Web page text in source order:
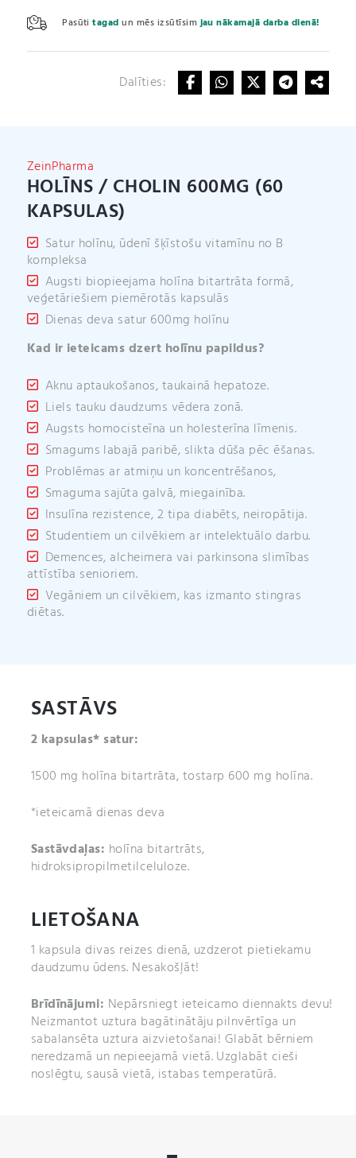
600mg
(60
kapsulas)
Pasūtitagad un mēs izsūtīsimjau nākamajā darba dienā!
e
r
n
Dalīties:
ZeinPharma
HOLĪNS / CHOLIN 600MG (60
KAPSULAS)
Satur holīnu, ūdenī šķīstošu vitamīnu no B
kompleksa
Augsti biopieejama holīna bitartrāta formā,
veģetāriešiem piemērotās kapsulās
Dienas deva satur 600mg holīnu
Kad ir ieteicams dzert holīnu papildus?
Aknu aptaukošanos, taukainā hepatoze.
Liels tauku daudzums vēdera zonā.
Augsts homocisteīna un holesterīna līmenis.
Smagums labajā paribē, slikta dūša pēc ēšanas.
Problēmas ar atmiņu un koncentrēšanos,
Smaguma sajūta galvā, miegainība.
Insulīna rezistence, 2 tipa diabēts, neiropātija.
Studentiem un cilvēkiem ar intelektuālo darbu.
Demences, alcheimera vai parkinsona slimības
attīstība senioriem.
Vegāniem un cilvēkiem, kas izmanto stingras
diētas.
SASTĀVS
2 kapsulas* satur:
1500 mg holīna bitartrāta, tostarp 600 mg holīna.
*ieteicamā dienas deva
Sastāvdaļas: holīna bitartrāts,
hidroksipropilmetilceluloze.
LIETOŠANA
1 kapsula divas reizes dienā, uzdzerot pietiekamu
daudzumu ūdens. Nesakošļāt!
Brīdīnājumi: Nepārsniegt ieteicamo diennakts devu!
Neizmantot uztura bagātinātāju pilnvērtīga un
sabalansēta uztura aizvietošanai! Glabāt bērniem
neredzamā un nepieejamā vietā. Uzglabāt cieši
noslēgtu, sausā vietā, istabas temperatūrā.